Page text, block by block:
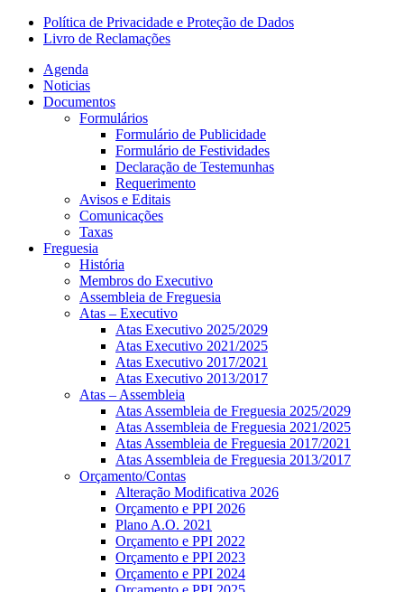
Política de Privacidade e Proteção de Dados
Livro de Reclamações
Agenda
Noticias
Documentos
Formulários
Formulário de Publicidade
Formulário de Festividades
Declaração de Testemunhas
Requerimento
Avisos e Editais
Comunicações
Taxas
Freguesia
História
Membros do Executivo
Assembleia de Freguesia
Atas – Executivo
Atas Executivo 2025/2029
Atas Executivo 2021/2025
Atas Executivo 2017/2021
Atas Executivo 2013/2017
Atas – Assembleia
Atas Assembleia de Freguesia 2025/2029
Atas Assembleia de Freguesia 2021/2025
Atas Assembleia de Freguesia 2017/2021
Atas Assembleia de Freguesia 2013/2017
Orçamento/Contas
Alteração Modificativa 2026
Orçamento e PPI 2026
Plano A.O. 2021
Orçamento e PPI 2022
Orçamento e PPI 2023
Orçamento e PPI 2024